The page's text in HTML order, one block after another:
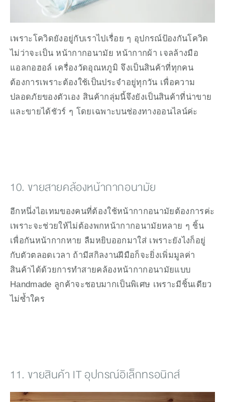
เพราะโควิดยังอยู่กับเราไปเรื่อย ๆ อุปกรณ์ป้องกันโควิด
ไม่ว่าจะเป็น หน้ากากอนามัย หน้ากากผ้า เจลล้างมือ
แอลกอฮอล์ เครื่องวัดอุณหภูมิ จึงเป็นสินค้าที่ทุกคน
ต้องการเพราะต้องใช้เป็นประจำอยู่ทุกวัน เพื่อความ
ปลอดภัยของตัวเอง สินค้ากลุ่มนี้จึงยังเป็นสินค้าที่น่าขาย
และขายได้ชัวร์ ๆ โดยเฉพาะบนช่องทางออนไลน์ค่ะ
10. ขายสายคล้องหน้ากากอนามัย
อีกหนึ่งไอเทมของคนที่ต้องใช้หน้ากากอนามัยต้องการค่ะ
เพราะจะช่วยให้ไม่ต้องพกหน้ากากอนามัยหลาย ๆ ชิ้น
เพื่อกันหน้ากากหาย ลืมหยิบออกมาใส่ เพราะยังไงก็อยู่
กับตัวตลอดเวลา ถ้ามีสกิลงานฝีมือก็จะยิ่งเพิ่มมูลค่า
สินค้าได้ด้วยการทำสายคล้องหน้ากากอนามัยแบบ
Handmade ลูกค้าจะชอบมากเป็นพิเศษ เพราะมีชิ้นเดียว
ไม่ซ้ำใคร
11. ขายสินค้า IT อุปกรณ์อิเล็กทรอนิกส์